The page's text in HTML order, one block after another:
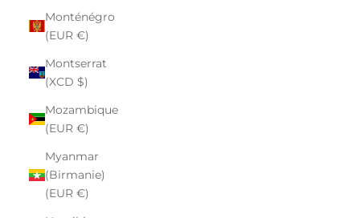
Monténégro
(EUR €)
Montserrat
(XCD $)
Mozambique
(EUR €)
Myanmar
(Birmanie)
(EUR €)